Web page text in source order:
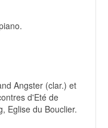
Angster (clar.) et
d'Eté de
Eglise du Bouclier.